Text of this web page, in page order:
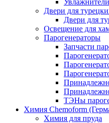
Увлажнители
Двери для
Двери для
Освещение для
Парогенераторы
Запчасти
ТЭНы
Химия Chemoform
Химия для пруда